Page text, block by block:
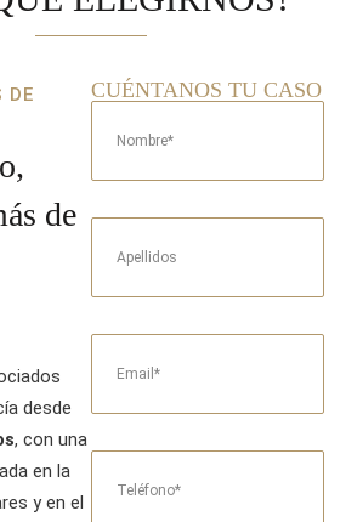
DE
de
desde
, con una
en la
y en el
CUÉNTANOS TU CASO